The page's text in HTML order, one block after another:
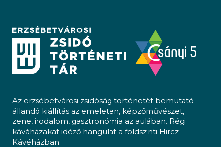
Az erzsébetvárosi zsidóság történetét bemutató
állandó kiállítás az emeleten, képzőművészet,
zene, irodalom, gasztronómia az aulában. Régi
káváházakat idéző hangulat a földszinti Hircz
Kávéházban.